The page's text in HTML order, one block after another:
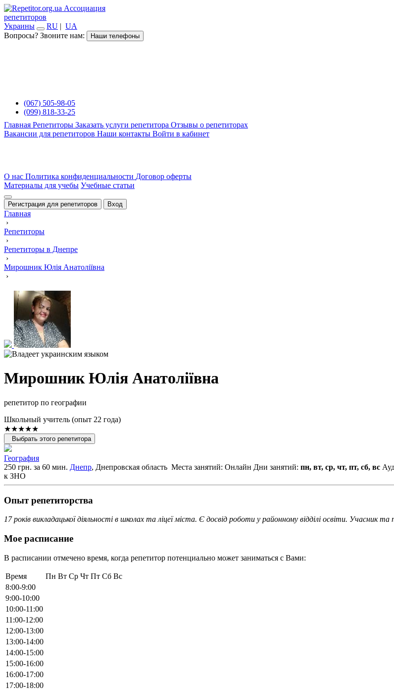
Ассоциация
репетиторов
Украины
RU | UA
Вопросы? Звоните нам:
Наши телефоны
(067) 505-98-05
(099) 818-33-25
Главная Репетиторы Заказать услуги репетитора Отзывы о репетиторах
Вакансии для репетиторов Наши контакты Войти в кабинет
О нас Политика конфиденциальности Договор оферты
Материалы для учебы Учебные статьи
Регистрация для репетиторов Вход
Главная
›
Репетиторы
›
Репетиторы в Днепре
›
Мирошник Юлія Анатоліївна
›
Мирошник Юлія Анатоліївна
репетитор по географии
Школьный учитель (опыт 22 года)
★★★★★
Выбрать этого репетитора
География
250 грн. за 60 мин. Днепр, Днепровская область Места занятий: Онлайн Дни занятий: пн, вт, ср, чт, пт, сб, вс
к ЗНО
Опыт репетиторства
17 років викладацької діяльності в школах та ліцеї міста. Є досвід роботи у районному відділі освіти. Учасник
Мое расписание
В расписании отмечено время, когда репетитор потенциально может заниматься с Вами:
Время Пн Вт Ср Чт Пт Сб Вс
8:00-9:00
9:00-10:00
10:00-11:00
11:00-12:00
12:00-13:00
13:00-14:00
14:00-15:00
15:00-16:00
16:00-17:00
17:00-18:00